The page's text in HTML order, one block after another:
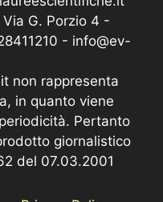
G. Porzio 4 -
- info@ev-
non rappresenta
in quanto viene
Pertanto
giornalistico
del 07.03.2001